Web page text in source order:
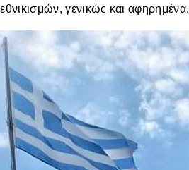
γενικώς και αφηρημένα.